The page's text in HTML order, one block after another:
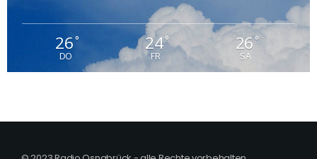
26°
DO
24°
FR
26°
SA